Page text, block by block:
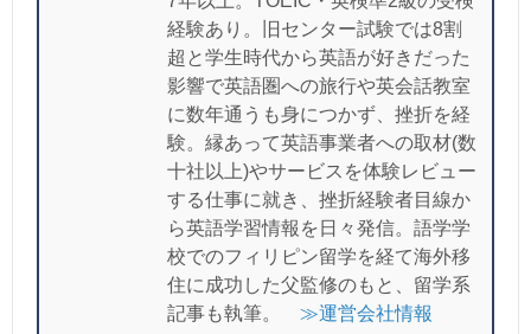
経験あり。旧センター試験では8割
超と学生時代から英語が好きだった
影響で英語圏への旅行や英会話教室
に数年通うも身につかず、挫折を経
験。縁あって英語事業者への取材(数
十社以上)やサービスを体験レビュー
する仕事に就き、挫折経験者目線か
ら英語学習情報を日々発信。語学学
校でのフィリピン留学を経て海外移
住に成功した父監修のもと、留学系
記事も執筆。 ≫運営会社情報